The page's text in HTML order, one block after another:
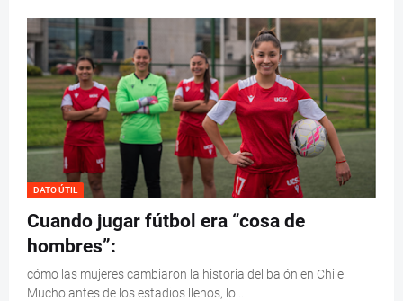
DATO ÚTIL
Cuando jugar fútbol era “cosa de
hombres”:
cómo las mujeres cambiaron la historia del balón en Chile
Mucho antes de los estadios llenos, lo…